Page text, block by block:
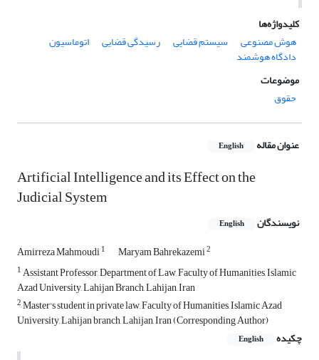
کلیدواژه‌ها
هوش مصنوعی
سیستم قضایی رسیدگی قضایی اتوماسیون
دادگاه هوشمند
موضوعات
حقوق
عنوان مقاله English
Artificial Intelligence and its Effect on the
Judicial System
نویسندگان English
Amirreza Mahmoudi1 Maryam Bahrekazemi2
1Assistant Professor, Department of Law, Faculty of Humanities, Islamic
Azad University, Lahijan Branch, Lahijan, Iran
2Master's student in private law, Faculty of Humanities, Islamic Azad
University, Lahijan branch, Lahijan, Iran (Corresponding Author)
چکیده
English